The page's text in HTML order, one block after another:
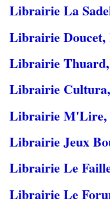
Librairie La
Librairie Doucet,
Librairie
Librairie
Librairie M'Lire,
Librairie Jeux
Librairie Le
Librairie Le